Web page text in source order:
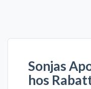
Sonjas
hos